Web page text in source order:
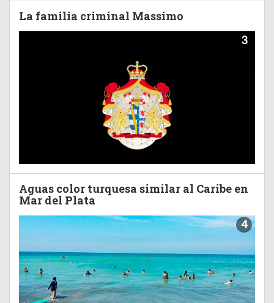
La familia criminal Massimo
3
Aguas color turquesa similar al Caribe en
Mar del Plata
4